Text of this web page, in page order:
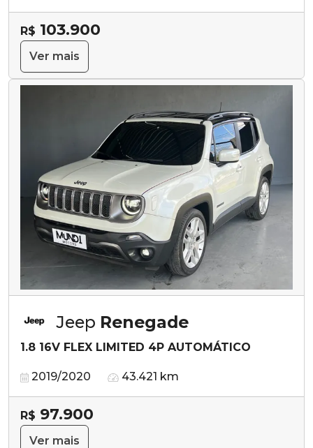
R$ 103.900
Ver mais
Jeep Renegade
1.8 16V FLEX LIMITED 4P AUTOMÁTICO
2019/2020 43.421 km
R$ 97.900
Ver mais